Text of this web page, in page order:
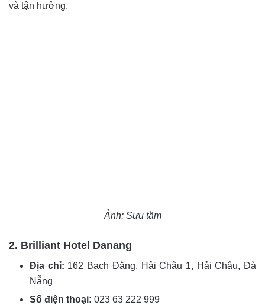
và tận hưởng.
Ảnh: Sưu tầm
2. Brilliant Hotel Danang
Địa chỉ: 162 Bạch Đằng, Hải Châu 1, Hải Châu, Đà
Nẵng
Số điện thoại: 023 63 222 999